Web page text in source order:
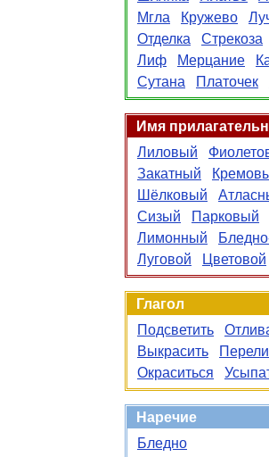
Мгла
Кружево
Отделка
Стрекоза
Лиф
Мерцание
Сутана
Платочек
Имя
Лиловый
Закатный
Шёлковый
Сизый
Парковый
Лимонный
Луговой
Цветовой
Глагол
Подсветить
Выкрасить
Окраситься
Наречие
Бледно